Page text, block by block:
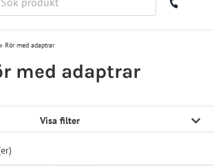
Rör med adaptrar
med adaptrar
Visa filter